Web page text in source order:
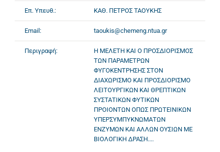
Επ. Υπευθ.: ΚΑΘ. ΠΕΤΡΟΣ ΤΑΟΥΚΗΣ
Email: taoukis@chemeng.ntua.gr
Περιγραφή:
Η ΜΕΛΕΤΗ ΚΑΙ Ο ΠΡΟΣΔΙΟΡΙΣΜΟΣ
ΤΩΝ ΠΑΡΑΜΕΤΡΩΝ
ΦΥΓΟΚΕΝΤΡΗΣΗΣ ΣΤΟΝ
ΔΙΑΧΩΡΙΣΜΟ ΚΑΙ ΠΡΟΣΔΙΟΡΙΣΜΟ
ΛΕΙΤΟΥΡΓΙΚΩΝ ΚΑΙ ΘΡΕΠΤΙΚΩΝ
ΣΥΣΤΑΤΙΚΩΝ ΦΥΤΙΚΩΝ
ΠΡΟΙΟΝΤΩΝ ΟΠΩΣ ΠΡΩΤΕΙΝΙΚΩΝ
ΥΠΕΡΣΥΜΠΥΚΝΩΜΑΤΩΝ
ΕΝΖΥΜΩΝ ΚΑΙ ΑΛΛΩΝ ΟΥΣΙΩΝ ΜΕ
ΒΙΟΛΟΓΙΚΗ ΔΡΑΣΗ....